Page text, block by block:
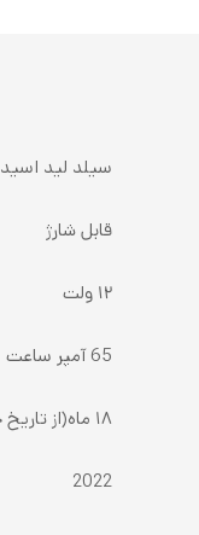
سیلد لید اسید
قابل شارژ
۱۲ ولت
65 آمپر ساعت
۱۸ ماه(از تاریخ خرید)
2022